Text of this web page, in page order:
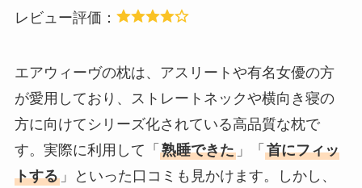
レビュー評価：
エアウィーヴの枕は、アスリートや有名女優の方
が愛用しており、ストレートネックや横向き寝の
方に向けてシリーズ化されている高品質な枕で
す。実際に利用して「 熟睡できた」「 首にフィッ
トする」といった口コミも見かけます。しかし、